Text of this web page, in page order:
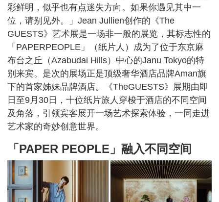
彩鲜明，似乎也有点迷失方向。如果你遇见其中一
位，请别见外。」Jean Jullien创作的《The
GUESTS》艺术展是一场非一般的展览，其标志性的
「PAPERPEOPLE」（纸片人）成为了位于东京麻
布台之丘（Azabudai Hills）中心的Janu Tokyo的特
别来宾。是次的展场正是顶级奢华酒店品牌Aman旗
下的首家姊妹品牌酒店。《TheGUESTS》展期由即
日至9月30日，十位纸片旅人穿梭于酒店的不同空间
及角落，引领宾客展开一场艺术探索体验，一同走进
艺术家的奇妙创意世界。
「PAPER PEOPLE」融入不同空间